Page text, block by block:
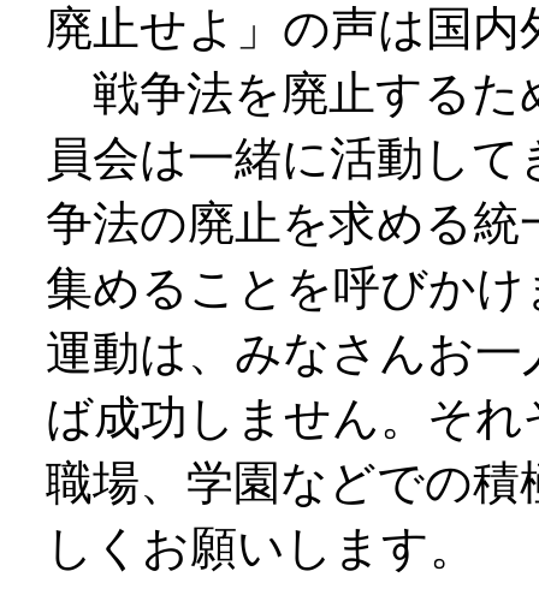
廃止せよ」の声は国
戦争法を廃止するた
員会は一緒に活動し
争法の廃止を求める
集めることを呼びか
運動は、みなさんお
ば成功しません。そ
職場、学園などでの
しくお願いします。